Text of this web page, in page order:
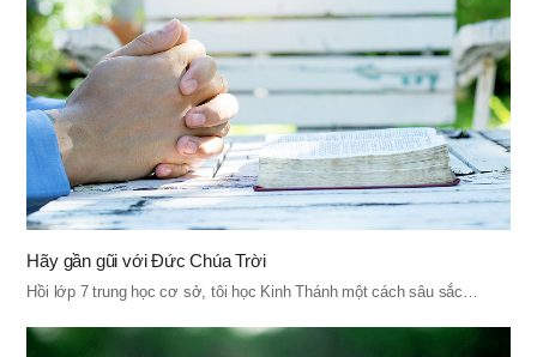
Hãy gần gũi với Đức Chúa Trời
Hồi lớp 7 trung học cơ sở, tôi học Kinh Thánh một cách sâu sắc…